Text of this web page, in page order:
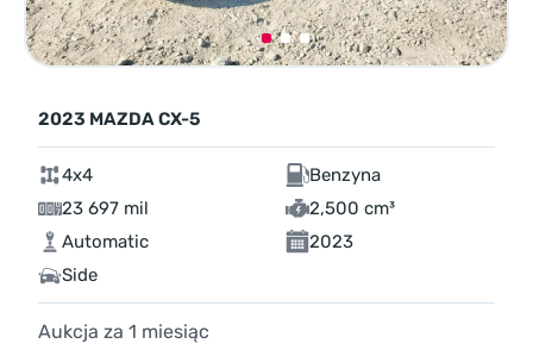
2023 MAZDA CX-5
4x4
Benzyna
23 697 mil
2,500 cm³
Automatic
2023
Side
Aukcja za 1 miesiąc